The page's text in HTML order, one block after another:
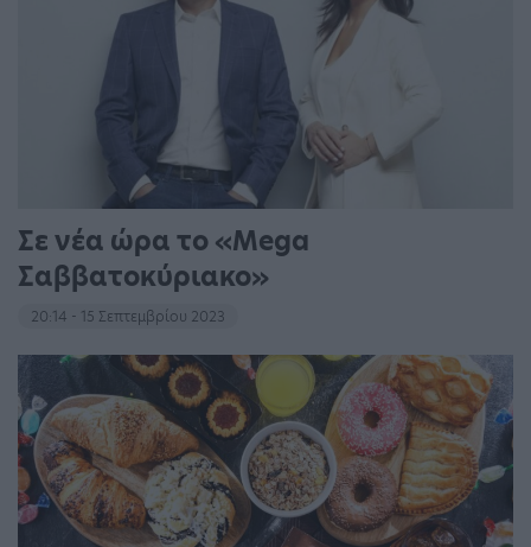
Σε νέα ώρα το «Mega
Σαββατοκύριακο»
20:14 - 15 Σεπτεμβρίου 2023